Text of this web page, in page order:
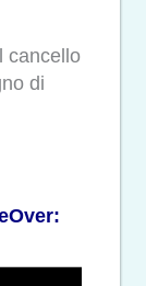
cancello
di